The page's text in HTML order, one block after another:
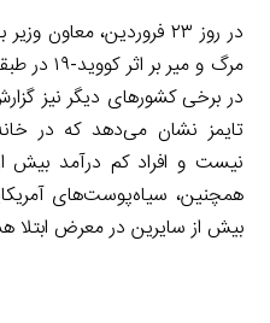
در روز ۲۳ فروردین، معاون
مرگ و میر
در برخی کشورهای دیگر نیز
تایمز نشان می‌دهد که در
نیست و افراد کم درآمد بیش
همچنین، سیاه‌پوست‌های
بیش از سایرین در معرض ابتلا